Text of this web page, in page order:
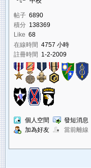
帖子 6890
積分 138369
Like 68
在線時間 4757 小時
註冊時間 1-2-2009
個人空間
發短消息
加為好友
當前離線